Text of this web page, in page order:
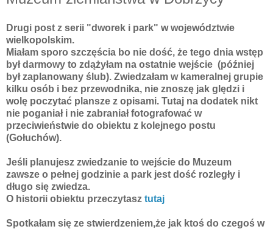
Drugi post z serii "dworek i park" w województwie
wielkopolskim.
Miałam sporo szczęścia bo nie dość, że tego dnia wstęp
był darmowy to zdążyłam na ostatnie wejście (później
był zaplanowany ślub). Zwiedzałam w kameralnej grupie
kilku osób i bez przewodnika, nie znoszę jak ględzi i
wolę poczytać plansze z opisami. Tutaj na dodatek nikt
nie poganiał i nie zabraniał fotografować w
przeciwieństwie do obiektu z kolejnego postu
(Gołuchów).
Jeśli planujesz zwiedzanie to wejście do Muzeum
zawsze o pełnej godzinie a park jest dość rozległy i
długo się zwiedza.
O historii obiektu przeczytasz tutaj
Spotkałam się ze stwierdzeniem,że jak ktoś do czegoś w